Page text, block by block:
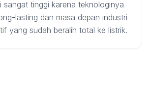
sangat tinggi karena teknologinya
lasting dan masa depan industri
yang sudah beralih total ke listrik.